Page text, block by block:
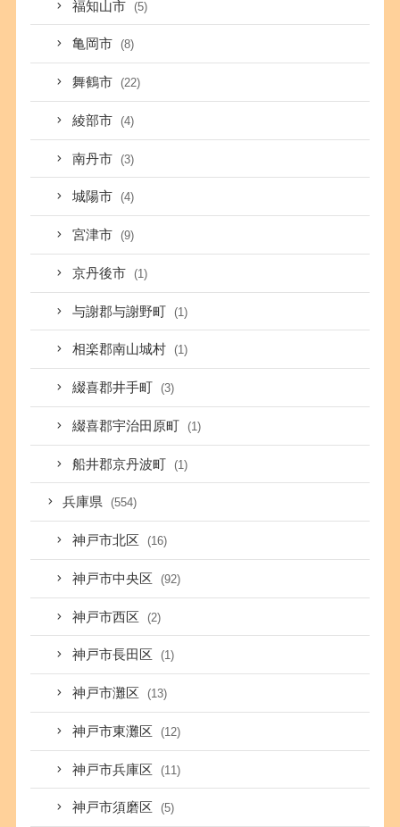
福知山市 (5)
亀岡市 (8)
舞鶴市 (22)
綾部市 (4)
南丹市 (3)
城陽市 (4)
宮津市 (9)
京丹後市 (1)
与謝郡与謝野町 (1)
相楽郡南山城村 (1)
綴喜郡井手町 (3)
綴喜郡宇治田原町 (1)
船井郡京丹波町 (1)
兵庫県 (554)
神戸市北区 (16)
神戸市中央区 (92)
神戸市西区 (2)
神戸市長田区 (1)
神戸市灘区 (13)
神戸市東灘区 (12)
神戸市兵庫区 (11)
神戸市須磨区 (5)